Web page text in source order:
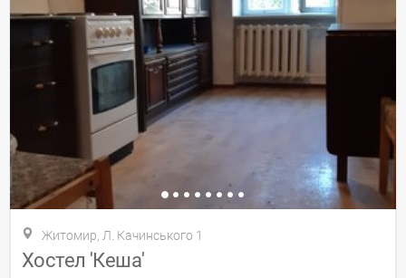
Житомир, Л. Качинського 1
Хостел 'Кеша'